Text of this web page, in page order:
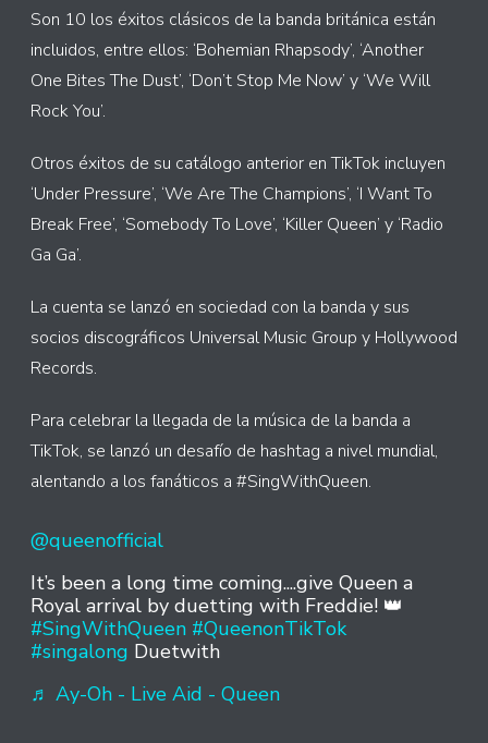
Son 10 los éxitos clásicos de la banda británica están
incluidos, entre ellos: ‘Bohemian Rhapsody’, ‘Another
One Bites The Dust’, ‘Don’t Stop Me Now’ y ‘We Will
Rock You’.
Otros éxitos de su catálogo anterior en TikTok incluyen
‘Under Pressure’, ‘We Are The Champions’, ‘I Want To
Break Free’, ‘Somebody To Love’, ‘Killer Queen’ y ‘Radio
Ga Ga’.
La cuenta se lanzó en sociedad con la banda y sus
socios discográficos Universal Music Group y Hollywood
Records.
Para celebrar la llegada de la música de la banda a
TikTok, se lanzó un desafío de hashtag a nivel mundial,
alentando a los fanáticos a #SingWithQueen.
@queenofficial
It’s been a long time coming....give Queen a
Royal arrival by duetting with Freddie! 👑
#SingWithQueen #QueenonTikTok
#singalong Duetwith
♬ Ay-Oh - Live Aid - Queen